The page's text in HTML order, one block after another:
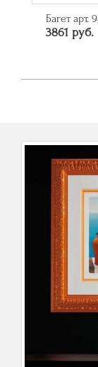
Багет арт.
3861 руб.